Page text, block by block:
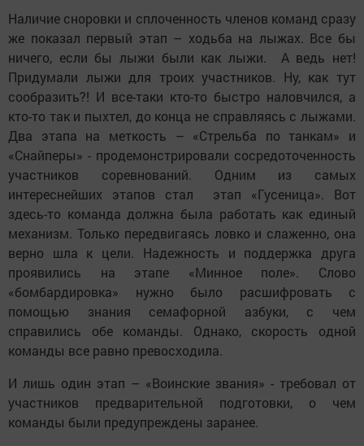
Наличие сноровки и сплоченность членов команд сразу
же показал первый этап – ходьба на лыжах. Все бы
ничего, если бы лыжи были как лыжи. А ведь нет!
Придумали лыжи для троих участников. Ну, как тут
сообразить?! И все-таки кто-то быстро наловчился, а
кто-то так и пыхтел, до конца не справляясь с лыжами.
Два этапа на меткость – «Стрельба по танкам» и
«Снайперы» - продемонстрировали сосредоточенность
участников соревнований. Одним из самых
интереснейших этапов стал этап «Гусеница». Вот
здесь-то команда должна была работать как единый
механизм. Только передвигаясь ловко и слаженно, она
верно шла к цели. Надежность и поддержка друга
проявились на этапе «Минное поле». Слово
«бомбардировка» нужно было расшифровать с
помощью знания семафорной азбуки, с чем
справились обе команды. Однако, скорость одной
команды все равно превосходила.
И лишь один этап – «Воинские звания» - требовал от
участников предварительной подготовки, о чем
команды были предупреждены заранее.